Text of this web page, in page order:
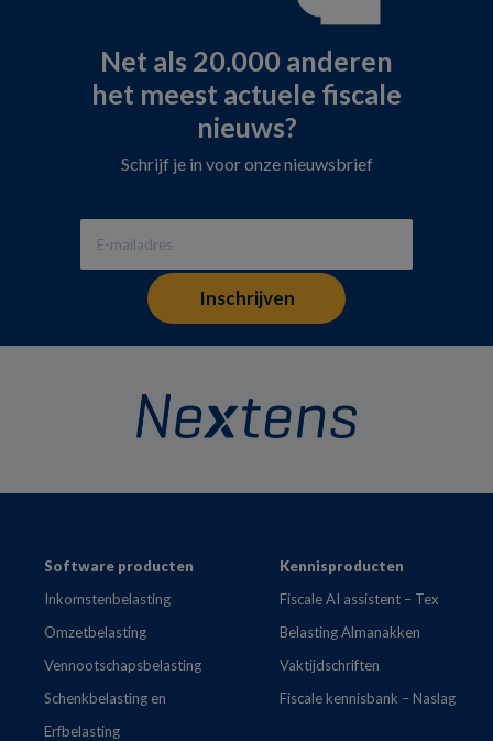
Net als 20.000 anderen
het meest actuele fiscale
nieuws?
Schrijf je in voor onze nieuwsbrief
FooterSoftware producten
Inkomstenbelasting
Omzetbelasting
Vennootschapsbelasting
Schenkbelasting en
Erfbelasting
Kennisproducten
Fiscale AI assistent – Tex
Belasting Almanakken
Vaktijdschriften
Fiscale kennisbank – Naslag